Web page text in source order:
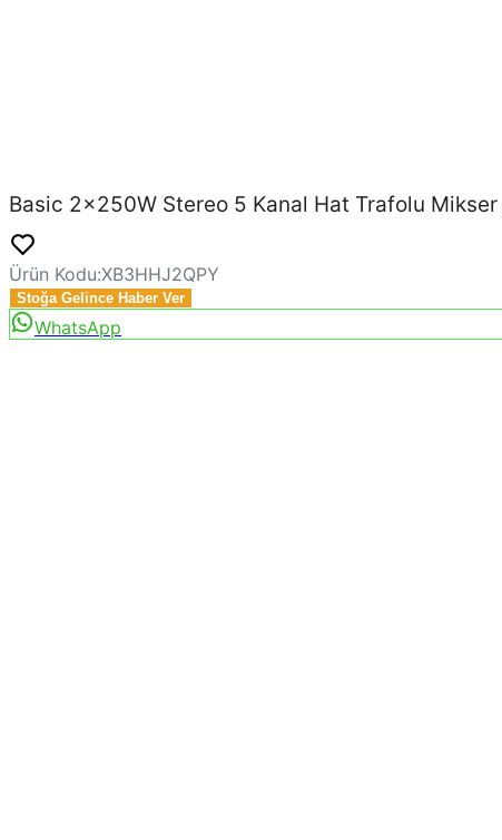
Basic 2x250W Stereo 5 Kanal Hat Trafolu
Ürün Kodu:XB3HHJ2QPY
Stoğa Gelince Haber Ver
WhatsApp